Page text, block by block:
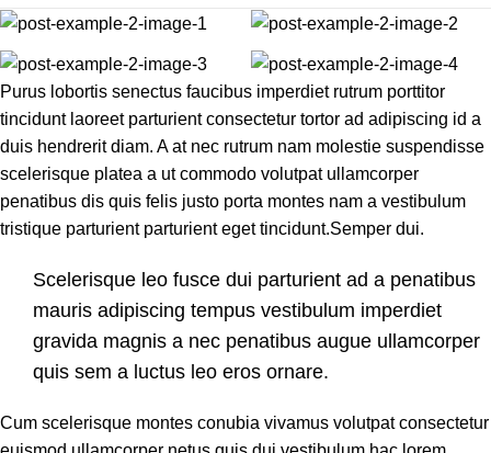
Purus lobortis senectus faucibus imperdiet rutrum porttitor
tincidunt laoreet parturient consectetur tortor ad adipiscing id a
duis hendrerit diam. A at nec rutrum nam molestie suspendisse
scelerisque platea a ut commodo volutpat ullamcorper
penatibus dis quis felis justo porta montes nam a vestibulum
tristique parturient parturient eget tincidunt.Semper dui.
Scelerisque leo fusce dui parturient ad a penatibus
mauris adipiscing tempus vestibulum imperdiet
gravida magnis a nec penatibus augue ullamcorper
quis sem a luctus leo eros ornare.
Cum scelerisque montes conubia vivamus volutpat consectetur